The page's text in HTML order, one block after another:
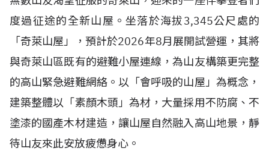
度過征途的全新山屋。坐落於海拔3,345公尺處的
「奇萊山屋」，預計於2026年8月展開試營運，其將
與奇萊山區既有的避難小屋連線，為山友構築更完整
的高山緊急避難網絡。以「會呼吸的山屋」為概念，
建築整體以「素顏木頭」為材，大量採用不防腐、不
塗漆的國產木材建造，讓山屋自然融入高山地景，靜
待山友來此安放疲憊身心。